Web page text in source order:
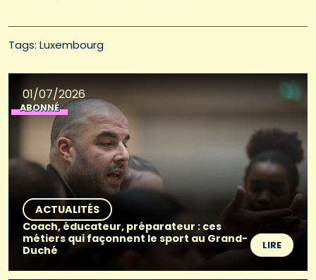
Tags: Luxembourg
01/07/2026
ABONNÉ
ACTUALITÉS
Coach, éducateur, préparateur : ces
métiers qui façonnent le sport au Grand-
Duché
LIRE